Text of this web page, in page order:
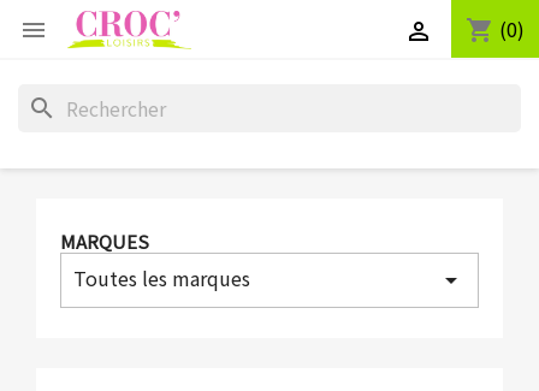
 shopping_cart (0)

search
MARQUES
Toutes les marques arrow_drop_down